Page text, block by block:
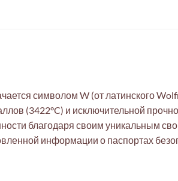
символом W (от латинского
(3422°C) и исключительной
благодаря своим уникальным
информации о паспортах